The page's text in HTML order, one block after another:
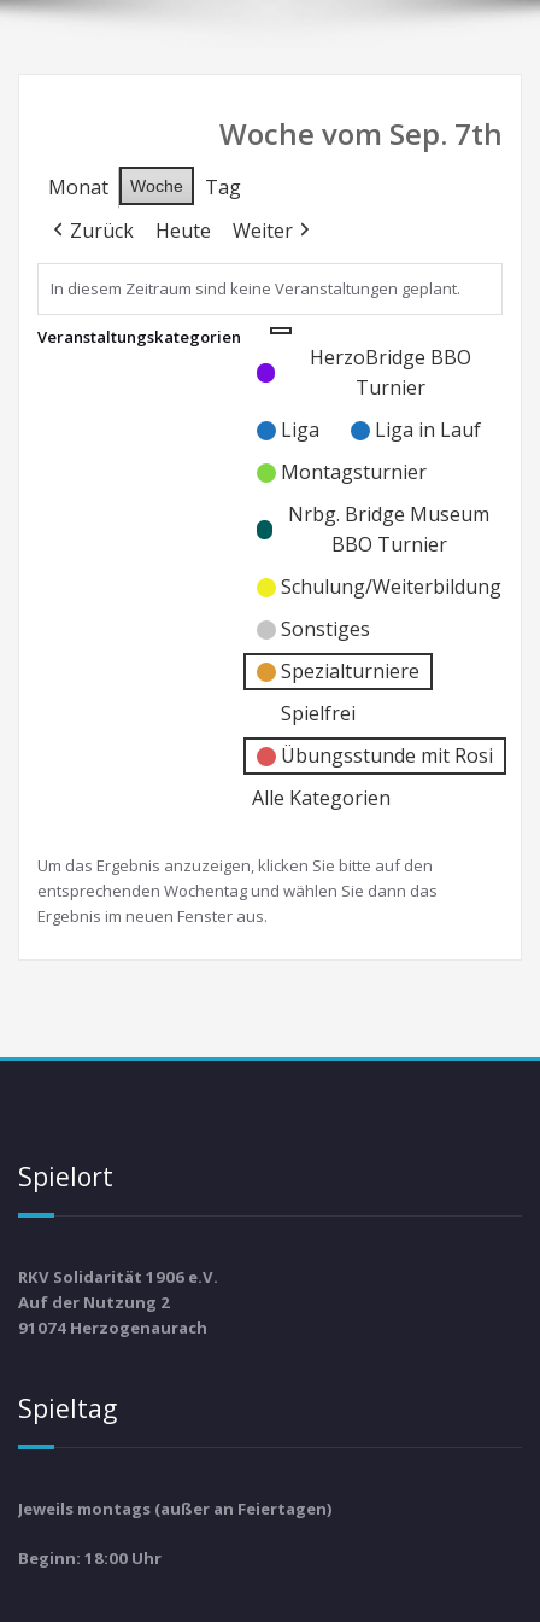
Woche vom Sep. 7th
Monat Woche
Tag
Zurück
Heute Weiter
In diesem Zeitraum sind keine Veranstaltungen geplant.
Veranstaltungskategorien
Kategorie
ohne
Kategorie
HerzoBridge BBO
Turnier
Liga
Liga in Lauf
Montagsturnier
Nrbg. Bridge Museum
BBO Turnier
Schulung/Weiterbildung
Sonstiges
Spezialturniere
Spielfrei
Übungsstunde mit Rosi
Alle Kategorien
Um das Ergebnis anzuzeigen, klicken Sie bitte auf den
entsprechenden Wochentag und wählen Sie dann das
Ergebnis im neuen Fenster aus.
Spielort
RKV Solidarität 1906 e.V.
Auf der Nutzung 2
91074 Herzogenaurach
Spieltag
Jeweils montags (außer an Feiertagen)
Beginn: 18:00 Uhr